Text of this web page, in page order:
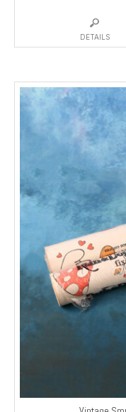
DETAILS